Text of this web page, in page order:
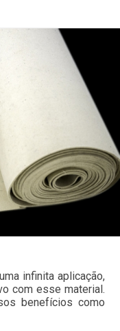
infinita aplicação,
com esse material.
benefícios como